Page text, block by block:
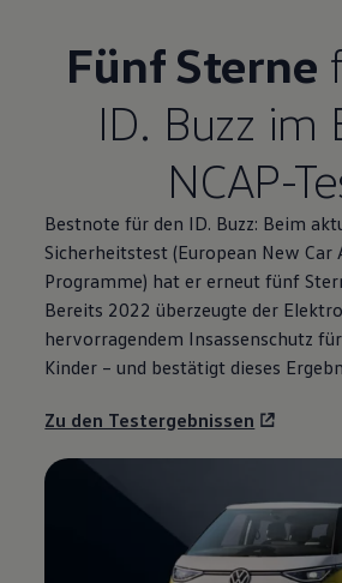
Fünf Sterne
ID. Buzz im
NCAP-
Bestnote für den ID. Buzz: Beim
Sicherheitstest (European New Car
Programme) hat er erneut fünf
Bereits 2022 überzeugte der
hervorragendem Insassenschutz
Kinder – und bestätigt dieses
Zu den Testergebnissen